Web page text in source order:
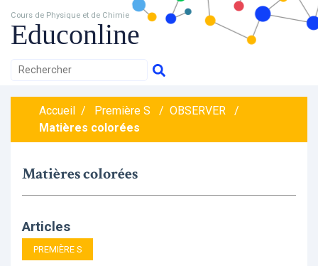
Cours de Physique et de Chimie
Educonline
Accueil / Première S / OBSERVER
/
Matières colorées
Matières colorées
Articles
PREMIÈRE S